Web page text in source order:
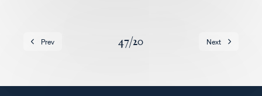
Prev 47/20 Next